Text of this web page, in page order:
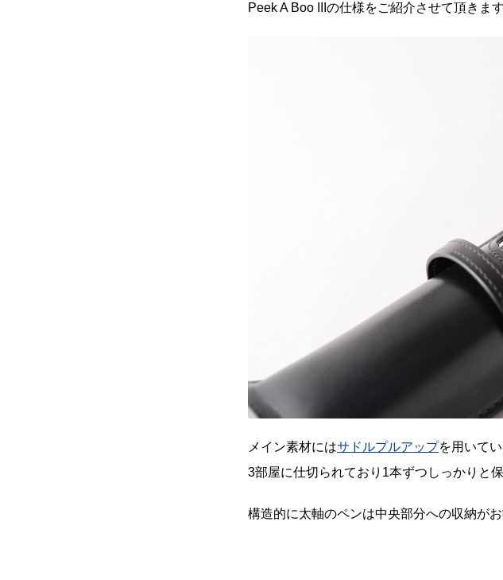
Peek A Boo IIIの仕様をご紹介させて頂きます
メイン素材にはサドルプルアップを用いて
3部屋に仕切られており1本ずつしっかりと
構造的に太軸のペンは中央部分への収納がお